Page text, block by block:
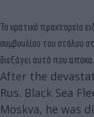
Το κρατικό πρακτορείο
συμβουλίου του στόλου
διεξάγει αυτό που
After the
Rus. Black Sea
Moskva, he was